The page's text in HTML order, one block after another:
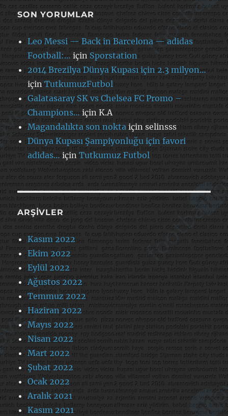
SON YORUMLAR
Leo Messi — Back in Barcelona — adidas
Football:… içinSporstation
2014 Brezilya Dünya Kupası için 2.3 milyon…
içinTutkumuzFutbol
Galatasaray SK vs Chelsea FC Promo –
Champions…içinK.A
Magandalıkta son noktaiçinselinsss
Dünya Kupası Şampiyonluğu için favori
adidas…içinTutkumuz Futbol
ARŞIVLER
Kasım 2022
Ekim 2022
Eylül 2022
Ağustos 2022
Temmuz 2022
Haziran 2022
Mayıs 2022
Nisan 2022
Mart 2022
Şubat 2022
Ocak 2022
Aralık 2021
Kasım 2021